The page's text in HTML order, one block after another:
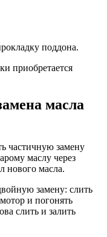
поддона.
приобретается
масла
частичную замену
маслу через
нового масла.
замену: слить
и погонять
слить и залить